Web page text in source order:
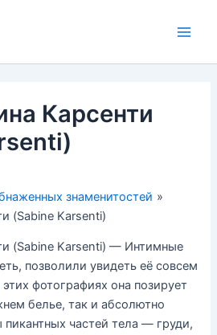
Карсенти
знаменитостей
(Sabine Karsenti)
(Sabine Karsenti) — Интимные
позволили увидеть её совсем
фотографиях она позирует
белье, так и абсолютно
частей тела — груди,